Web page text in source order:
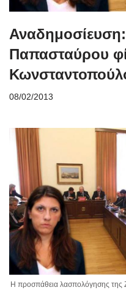
Αναδημοσίευση:
Παπασταύρου
08/02/2013
Η προσπάθεια λασπολόγησης